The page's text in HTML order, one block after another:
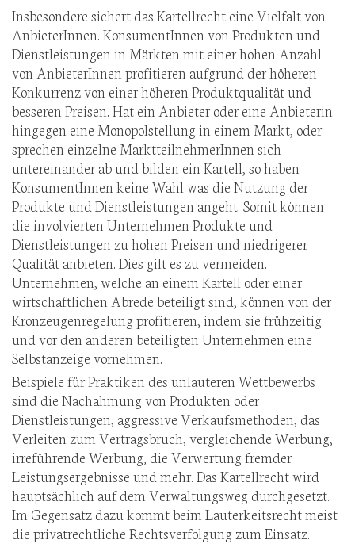
Insbesondere sichert das Kartellrecht eine Vielfalt von
AnbieterInnen. KonsumentInnen von Produkten und
Dienstleistungen in Märkten mit einer hohen Anzahl
von AnbieterInnen profitieren aufgrund der höheren
Konkurrenz von einer höheren Produktqualität und
besseren Preisen. Hat ein Anbieter oder eine Anbieterin
hingegen eine Monopolstellung in einem Markt, oder
sprechen einzelne MarktteilnehmerInnen sich
untereinander ab und bilden ein Kartell, so haben
KonsumentInnen keine Wahl was die Nutzung der
Produkte und Dienstleistungen angeht. Somit können
die involvierten Unternehmen Produkte und
Dienstleistungen zu hohen Preisen und niedrigerer
Qualität anbieten. Dies gilt es zu vermeiden.
Unternehmen, welche an einem Kartell oder einer
wirtschaftlichen Abrede beteiligt sind, können von der
Kronzeugenregelung profitieren, indem sie frühzeitig
und vor den anderen beteiligten Unternehmen eine
Selbstanzeige vornehmen.
Beispiele für Praktiken des unlauteren Wettbewerbs
sind die Nachahmung von Produkten oder
Dienstleistungen, aggressive Verkaufsmethoden, das
Verleiten zum Vertragsbruch, vergleichende Werbung,
irreführende Werbung, die Verwertung fremder
Leistungsergebnisse und mehr. Das Kartellrecht wird
hauptsächlich auf dem Verwaltungsweg durchgesetzt.
Im Gegensatz dazu kommt beim Lauterkeitsrecht meist
die privatrechtliche Rechtsverfolgung zum Einsatz.